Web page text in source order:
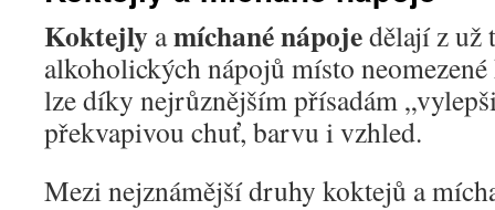
Koktejly amíchané nápojedělají z už
alkoholických nápojů místo
lze díky nejrůznějším přísadám
překvapivou chuť, barvu i vzhled.
Mezi nejznámější druhy koktejů a